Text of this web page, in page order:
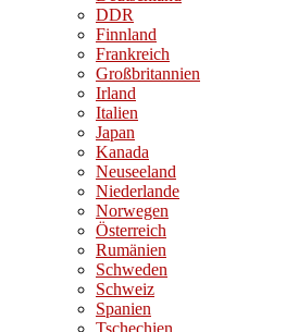
DDR
Finnland
Frankreich
Großbritannien
Irland
Italien
Japan
Kanada
Neuseeland
Niederlande
Norwegen
Österreich
Rumänien
Schweden
Schweiz
Spanien
Tschechien